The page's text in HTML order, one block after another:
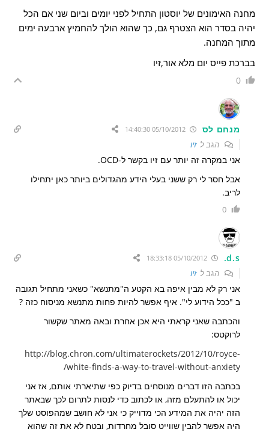
מחנה האימונים של יוסטון התחיל לפני יומים וביום שני אם הכל
יהיה בסדר הוא הצטרף גם, כך שהוא הולך להחמיץ ארבעה ימים
מתוך המחנה.
בברכת פייס יום מלא אור,זיו
0
מנחם לס 05/10/2012 14:40:30
הגב לזיו
אני במקרה זה יותר עם זיו בקשר ל-OCD.
אבל חסר לי רק ששני בעלי הידע מהגדולים ביותר כאן יתחילו
לריב.
0
d.s.
05/10/2012 18:33:18
הגב לזיו
אני רק לא מבין איפה בא הקטע ה"מתנשא" כשאני מתחיל תגובה
ב "ככל הידוע לי". איף אפשר להיות פחות מתנשא מניסוח כזה ?
והכתבה שאני קראתי היא אכן אחרת ובאה מאתר שקשור
לרוקטס:
http://blog.chron.com/ultimaterockets/2012/10/royce-
white-finds-a-way-to-travel-without-anxiety/
בכתבה הזו דברים מנוסחים בדיוק כפי שתיארתי אותם, אז אני
יכול או להתעלם מזה, או לכתוב כדי לנסות לתרום לכך שבאתר
הזה יהיה את המידע הכי מדוייק כי אני לא חושב שמהפוסט שלך
היה אפשר להבין שווייט סובל מחרדות, ובטח לא את זה שהוא